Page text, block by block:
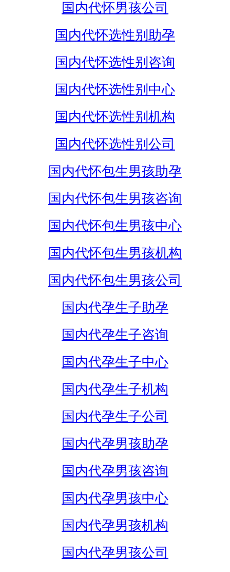
国内代怀男孩公司
国内代怀选性别助孕
国内代怀选性别咨询
国内代怀选性别中心
国内代怀选性别机构
国内代怀选性别公司
国内代怀包生男孩助孕
国内代怀包生男孩咨询
国内代怀包生男孩中心
国内代怀包生男孩机构
国内代怀包生男孩公司
国内代孕生子助孕
国内代孕生子咨询
国内代孕生子中心
国内代孕生子机构
国内代孕生子公司
国内代孕男孩助孕
国内代孕男孩咨询
国内代孕男孩中心
国内代孕男孩机构
国内代孕男孩公司